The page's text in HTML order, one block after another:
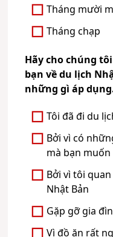
Tháng mười
Tháng chạp
Hãy cho chúng
bạn về du lịch
những gì áp
Tôi đã đi du
Bởi vì có
mà bạn muốn
Bởi vì tôi
Nhật Bản
Gặp gỡ gia
Vì đồ ăn rất